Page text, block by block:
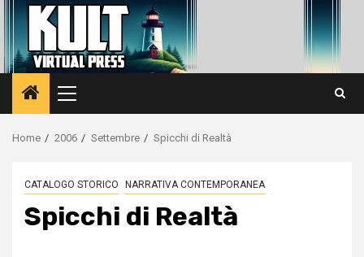
Vai
contenuto
Menu
principale
Home 2006 Settembre Spicchi di Realtà
CATALOGO STORICO NARRATIVA CONTEMPORANEA
Spicchi di Realtà